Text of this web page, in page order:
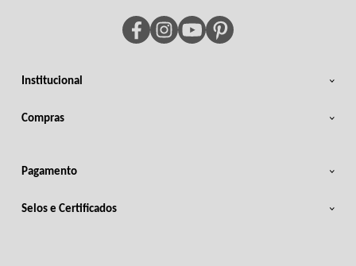
Institucional
Compras
Pagamento
Selos e Certificados